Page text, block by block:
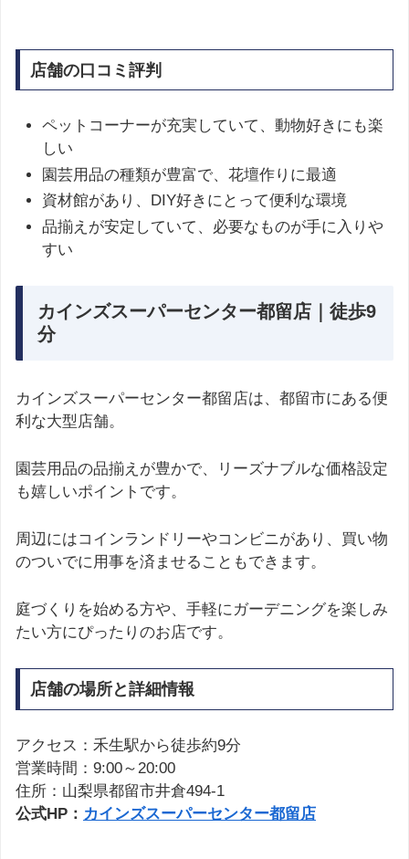
店舗の口コミ評判
ペットコーナーが充実していて、動物好きにも楽
しい
園芸用品の種類が豊富で、花壇作りに最適
資材館があり、DIY好きにとって便利な環境
品揃えが安定していて、必要なものが手に入りや
すい
カインズスーパーセンター都留店｜徒歩9
分
カインズスーパーセンター都留店は、都留市にある便
利な大型店舗。
園芸用品の品揃えが豊かで、リーズナブルな価格設定
も嬉しいポイントです。
周辺にはコインランドリーやコンビニがあり、買い物
のついでに用事を済ませることもできます。
庭づくりを始める方や、手軽にガーデニングを楽しみ
たい方にぴったりのお店です。
店舗の場所と詳細情報
アクセス：禾生駅から徒歩約9分
営業時間：9:00～20:00
住所：山梨県都留市井倉494-1
公式HP： カインズスーパーセンター都留店